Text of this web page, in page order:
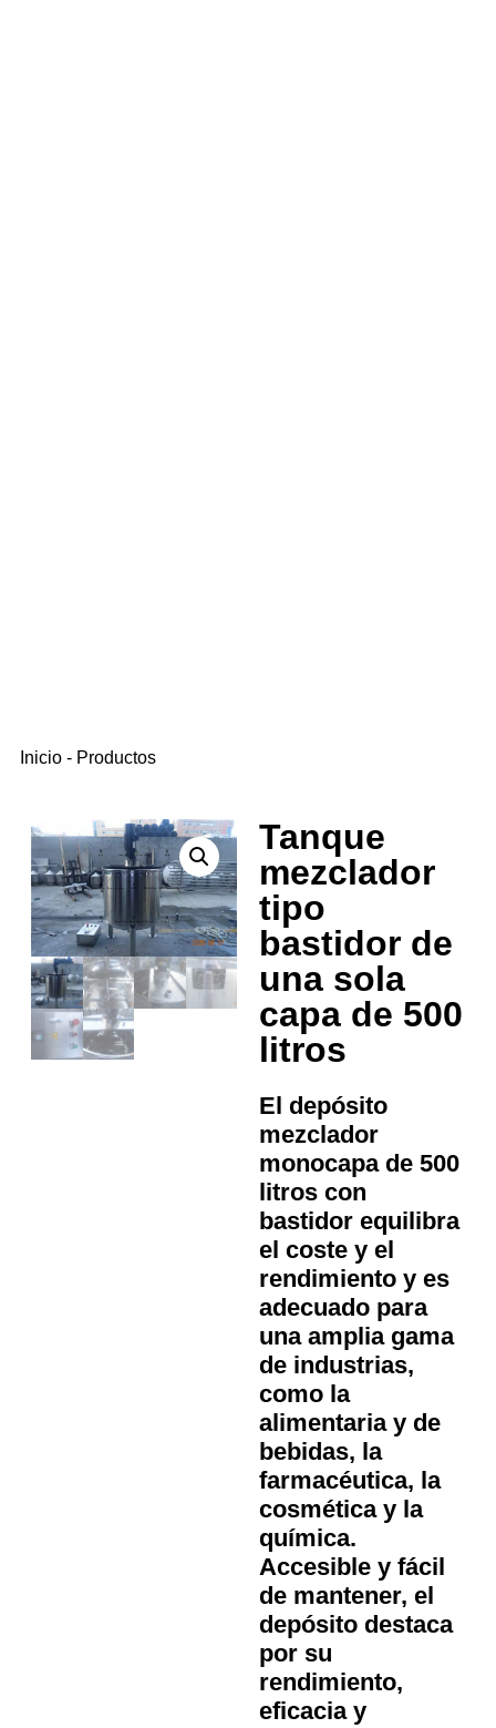
Inicio - Productos
Tanque
mezclador
tipo
bastidor de
una sola
capa de 500
litros
El depósito
mezclador
monocapa de 500
litros con
bastidor equilibra
el coste y el
rendimiento y es
adecuado para
una amplia gama
de industrias,
como la
alimentaria y de
bebidas, la
farmacéutica, la
cosmética y la
química.
Accesible y fácil
de mantener, el
depósito destaca
por su
rendimiento,
eficacia y